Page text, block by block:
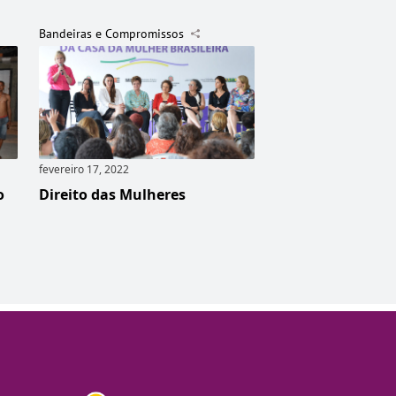
Bandeiras e Compromissos
fevereiro 17, 2022
Direito das Mulheres